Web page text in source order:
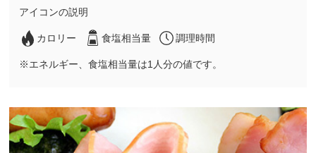
アイコンの説明
カロリー 食塩相当量 調理時間
※エネルギー、食塩相当量は1人分の値です。